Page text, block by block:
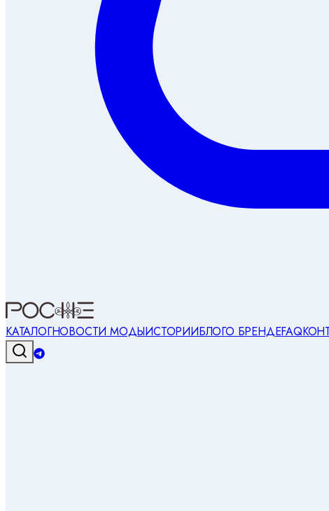
КАТАЛОГНОВОСТИ МОДЫИСТОРИИБЛОГО БРЕНДЕFAQ